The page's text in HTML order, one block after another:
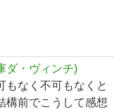
ダ・ヴィンチ)
もなく不可もなくと
構前でこうして感想